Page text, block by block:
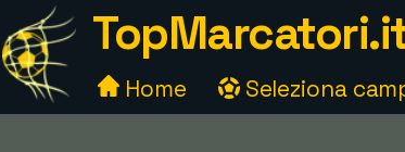
Home Seleziona